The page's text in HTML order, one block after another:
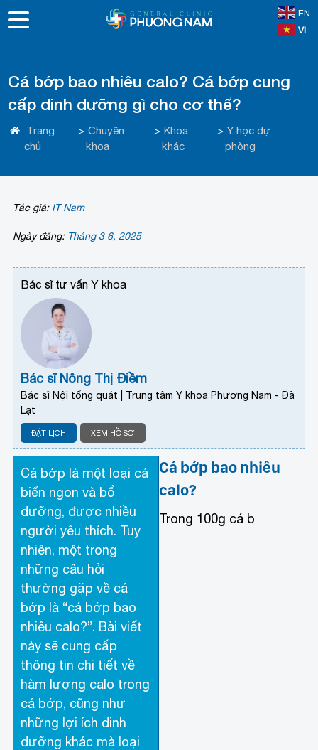
EN
VI
Cá bớp bao nhiêu calo? Cá bớp cung
cấp dinh dưỡng gì cho cơ thể?
Trang
chủ
> Chuyên
khoa
> Khoa
khác
> Y học dự
phòng
Tác giả: IT Nam
Ngày đăng: Tháng 3 6, 2025
Bác sĩ tư vấn Y khoa
Bác sĩ Nông Thị Điềm
Bác sĩ Nội tổng quát | Trung tâm Y khoa Phương Nam - Đà
Lạt
ĐẶT LỊCH XEM HỒ SƠ
Cá bớp là một loại cá
biển ngon và bổ
dưỡng, được nhiều
người yêu thích. Tuy
nhiên, một trong
những câu hỏi
thường gặp về cá
bớp là “cá bớp bao
nhiêu calo?”. Bài viết
này sẽ cung cấp
thông tin chi tiết về
hàm lượng calo trong
cá bớp, cũng như
những lợi ích dinh
dưỡng khác mà loại
Cá bớp bao nhiêu
calo?
Trong 100g cá b